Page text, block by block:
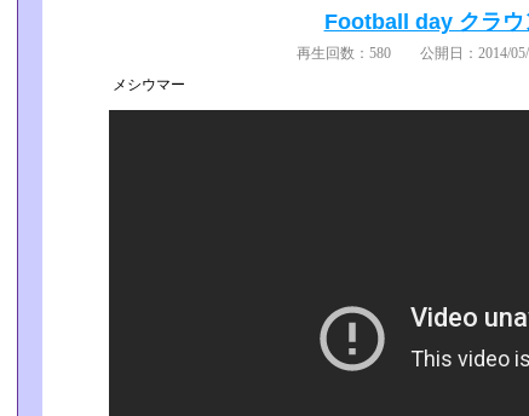
Football day クラウ
再生回数：580 公開日：2014/
メシウマー